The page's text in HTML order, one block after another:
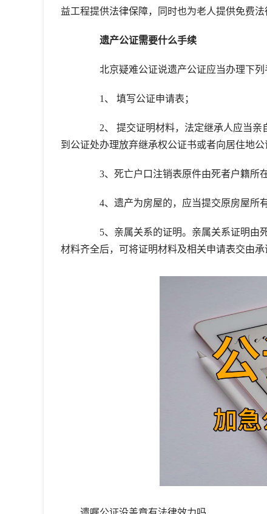
益工程提供法律保障，同时也为老人提供免费法
遗产公证需要什么手续
北京疑难公证说遗产公证应当办理下列
1、 填写公证申请表；
2、 提交证明材料，法定继承人应当亲
到公证处办理放弃继承权公证书或者向居住地
3、死亡户口注销表原件由死者户籍所在
4、遗产为房屋的，应当提交原房屋所有
5、亲属关系的证明。亲属关系证明由死
材料齐全后，可将证明材料及相关申请表交由承